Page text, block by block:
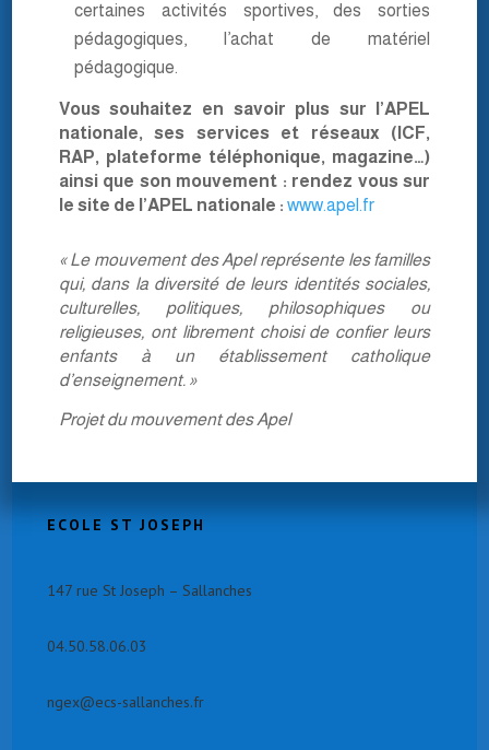
certaines activités sportives, des sorties
pédagogiques, l’achat de matériel
pédagogique.
Vous souhaitez en savoir plus sur l’APEL
nationale, ses services et réseaux (ICF,
RAP, plateforme téléphonique, magazine…)
ainsi que son mouvement : rendez vous sur
le site de l’APEL nationale : www.apel.fr
« Le mouvement des Apel représente les familles
qui, dans la diversité de leurs identités sociales,
culturelles, politiques, philosophiques ou
religieuses, ont librement choisi de confier leurs
enfants à un établissement catholique
d’enseignement. »
Projet du mouvement des Apel
ECOLE ST JOSEPH
147 rue St Joseph – Sallanches
04.50.58.06.03
ngex@ecs-sallanches.fr